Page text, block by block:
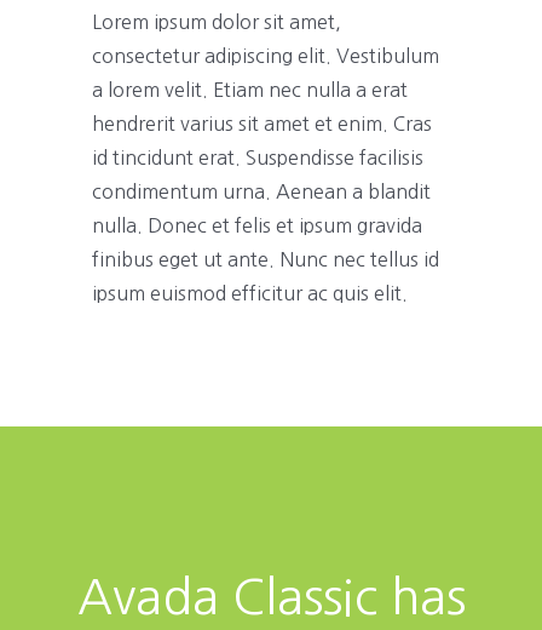
Lorem ipsum dolor sit amet,
consectetur adipiscing elit. Vestibulum
a lorem velit. Etiam nec nulla a erat
hendrerit varius sit amet et enim. Cras
id tincidunt erat. Suspendisse facilisis
condimentum urna. Aenean a blandit
nulla. Donec et felis et ipsum gravida
finibus eget ut ante. Nunc nec tellus id
ipsum euismod efficitur ac quis elit.
Avada Classic has